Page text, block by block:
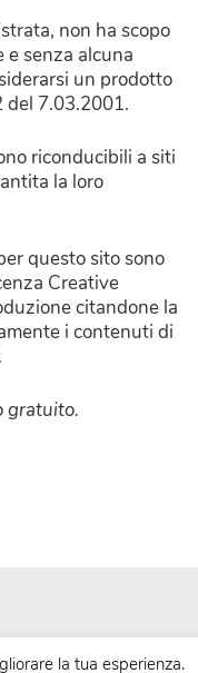
non ha scopo
senza alcuna
un prodotto
del 7.03.2001.
riconducibili a siti
la loro
questo sito sono
Creative
citandone la
i contenuti di
gratuito.
la tua esperienza.